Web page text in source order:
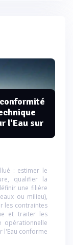
l'Eau sur
: estimer le
qualifier la
une filière
ou milieu),
les contraintes
et traiter les
opérationnelle
l'Eau conforme